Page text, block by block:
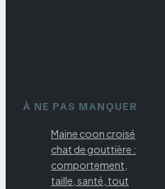
À NE PAS MANQUER
Maine coon croisé
chat de gouttière :
comportement,
taille, santé, tout